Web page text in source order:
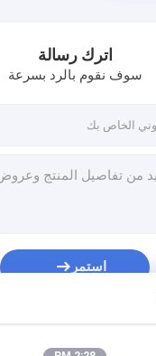
اترك رسالة
سوف نقوم بالرد بسرعة
استمر